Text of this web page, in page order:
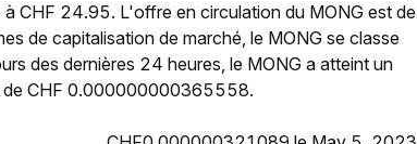
CHF 24.95. L'offre en circulation du MONG est de
de capitalisation de marché, le MONG se classe
des dernières 24 heures, le MONG a atteint un
de CHF 0.000000000365558.